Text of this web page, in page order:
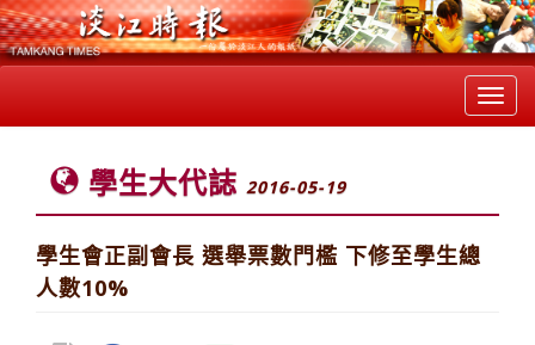
學生大代誌 2016-05-19
學生會正副會長 選舉票數門檻 下修至學生總
人數10%